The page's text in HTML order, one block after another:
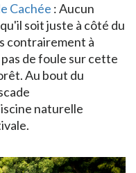
Cachée : Aucun
soit juste à côté du
contrairement à
de foule sur cette
Au bout du
naturelle